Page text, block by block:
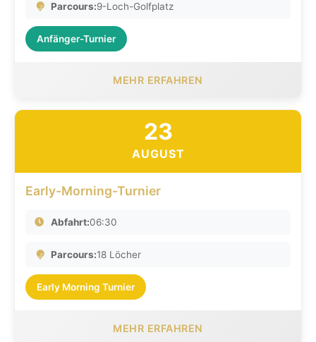
Parcours:9-Loch-Golfplatz
Anfänger-Turnier
MEHR ERFAHREN
23
AUGUST
Early-Morning-Turnier
Abfahrt:06:30
Parcours:18 Löcher
Early Morning Turnier
MEHR ERFAHREN